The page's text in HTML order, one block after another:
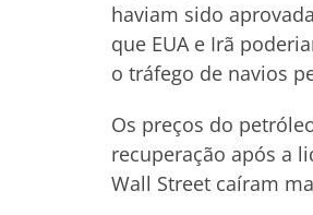
haviam sido
que EUA e Irã
o tráfego de navios
Os preços do
recuperação após a
Wall Street caíram